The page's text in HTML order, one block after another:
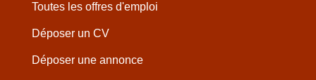
Toutes les offres d'emploi
Déposer un CV
Déposer une annonce